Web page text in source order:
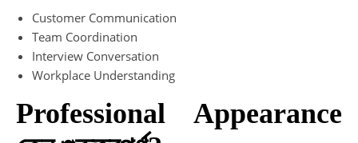
Customer Communication
Team Coordination
Interview Conversation
Workplace Understanding
Professional Appearance